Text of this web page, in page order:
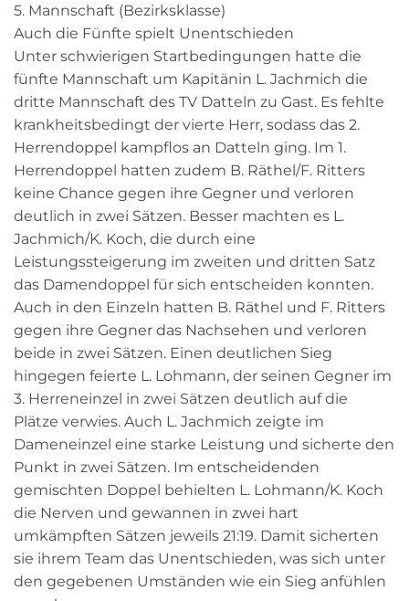
5. Mannschaft (Bezirksklasse)
Auch die Fünfte spielt Unentschieden
Unter schwierigen Startbedingungen hatte die
fünfte Mannschaft um Kapitänin L. Jachmich die
dritte Mannschaft des TV Datteln zu Gast. Es fehlte
krankheitsbedingt der vierte Herr, sodass das 2.
Herrendoppel kampflos an Datteln ging. Im 1.
Herrendoppel hatten zudem B. Räthel/F. Ritters
keine Chance gegen ihre Gegner und verloren
deutlich in zwei Sätzen. Besser machten es L.
Jachmich/K. Koch, die durch eine
Leistungssteigerung im zweiten und dritten Satz
das Damendoppel für sich entscheiden konnten.
Auch in den Einzeln hatten B. Räthel und F. Ritters
gegen ihre Gegner das Nachsehen und verloren
beide in zwei Sätzen. Einen deutlichen Sieg
hingegen feierte L. Lohmann, der seinen Gegner im
3. Herreneinzel in zwei Sätzen deutlich auf die
Plätze verwies. Auch L. Jachmich zeigte im
Dameneinzel eine starke Leistung und sicherte den
Punkt in zwei Sätzen. Im entscheidenden
gemischten Doppel behielten L. Lohmann/K. Koch
die Nerven und gewannen in zwei hart
umkämpften Sätzen jeweils 21:19. Damit sicherten
sie ihrem Team das Unentschieden, was sich unter
den gegebenen Umständen wie ein Sieg anfühlen